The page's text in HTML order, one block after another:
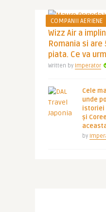
COMPANII AERIENE
Wizz Air a
Romania si are
piata. Ce va
Written by Imperator
Cele
unde
istoriei
și
by